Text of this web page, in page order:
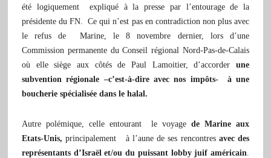
été logiquement expliqué à la presse par l’entourage de la
présidente du FN. Ce qui n’est pas en contradiction non plus avec
le refus de Marine, le 8 novembre dernier, lors d’une
Commission permanente du Conseil régional Nord-Pas-de-Calais
où elle siège aux côtés de Paul Lamoitier, d’accorderune
subvention régionale –c’est-à-dire avec nos impôts- à une
boucherie spécialisée dans le halal.
Autre polémique, celle entourant le voyagede Marine aux
Etats-Unis, principalement à l’aune de ses rencontres avec des
représentants d’Israël et/ou du puissant lobby juif américain.